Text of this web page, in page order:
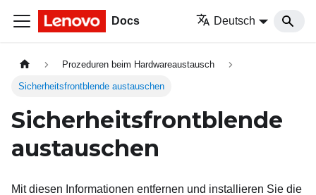
Docs Deutsch
Prozeduren beim Hardwareaustausch
Sicherheitsfrontblende austauschen
Sicherheitsfrontblende
austauschen
Mit diesen Informationen entfernen und installieren Sie die